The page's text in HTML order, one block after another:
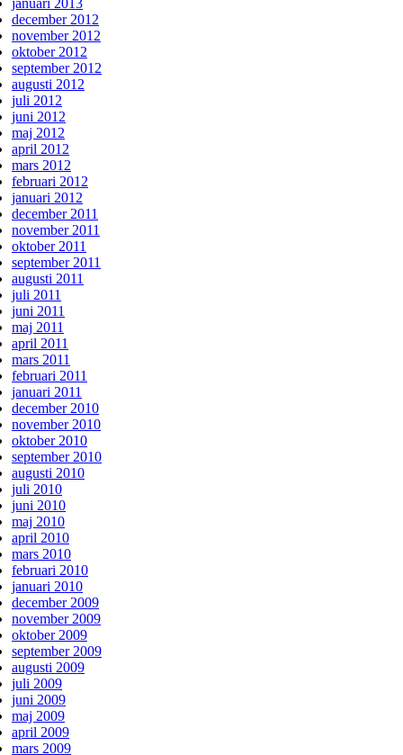
januari 2013
december 2012
november 2012
oktober 2012
september 2012
augusti 2012
juli 2012
juni 2012
maj 2012
april 2012
mars 2012
februari 2012
januari 2012
december 2011
november 2011
oktober 2011
september 2011
augusti 2011
juli 2011
juni 2011
maj 2011
april 2011
mars 2011
februari 2011
januari 2011
december 2010
november 2010
oktober 2010
september 2010
augusti 2010
juli 2010
juni 2010
maj 2010
april 2010
mars 2010
februari 2010
januari 2010
december 2009
november 2009
oktober 2009
september 2009
augusti 2009
juli 2009
juni 2009
maj 2009
april 2009
mars 2009